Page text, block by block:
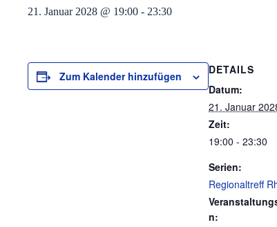
21. Januar 2028 @ 19:00 - 23:30
Zum Kalender hinzufügen
DETAILS
Datum:
21. Januar
Zeit:
19:00 - 23:30
Serien:
Regionaltreff
n: